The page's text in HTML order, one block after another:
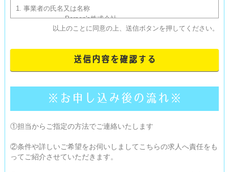
1. 事業者の氏名又は名称
			Person's株式会社
連絡先
る個人情報の利用目的
			当社が「閲覧申込み」フォームで取得した個人情
的外の利用はいたしません。
			・申込みの手続き及び管理のため
			・申込内容に関する連絡等のため
以上のことに同意の上、送信ボタンを押してください。
※お申し込み後の流れ※
①担当からご指定の方法でご連絡いたします
②条件や詳しいご希望をお伺いしましてこちらの求人へ責任をも
ってご紹介させていただきます。